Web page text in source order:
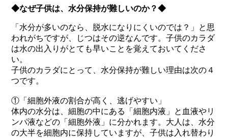
◆なぜ子供は、水分保持が難しいのか？◆
「水分が多いのなら、脱水になりにくいのでは？」と思
われがちですが、じつはその逆なんです。子供のカラダ
は水の出入りがとても早いことを覚えておいてくださ
い。
子供のカラダにとって、水分保持が難しい理由は次の４
つです。
①「細胞外液の割合が高く、逃げやすい」
体内の水分は、細胞の中にある「細胞内液」と血液やリ
ンパ液などの「細胞外液」に分かれます。大人は、水分
の大半を細胞内に保持していますが、子供は入れ替わり